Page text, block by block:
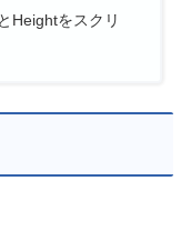
Heightをスクリ